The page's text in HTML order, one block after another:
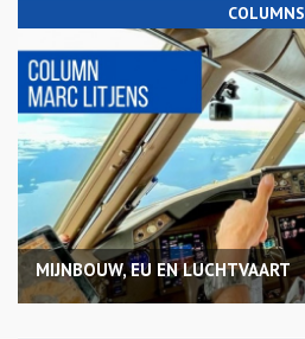
COLUMNS
MIJNBOUW, EU EN LUCHTVAART